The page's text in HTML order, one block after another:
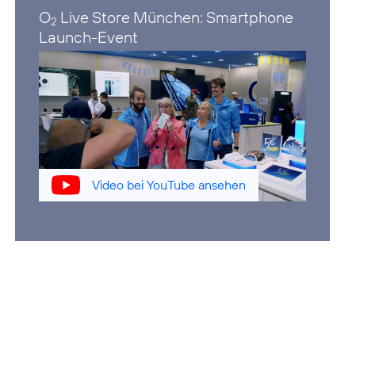
O2 Live Store München: Smartphone
Launch-Event
Video bei YouTube ansehen